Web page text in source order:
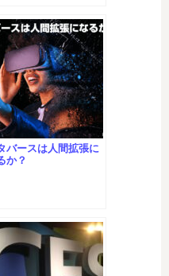
バースは人間拡張に
か？